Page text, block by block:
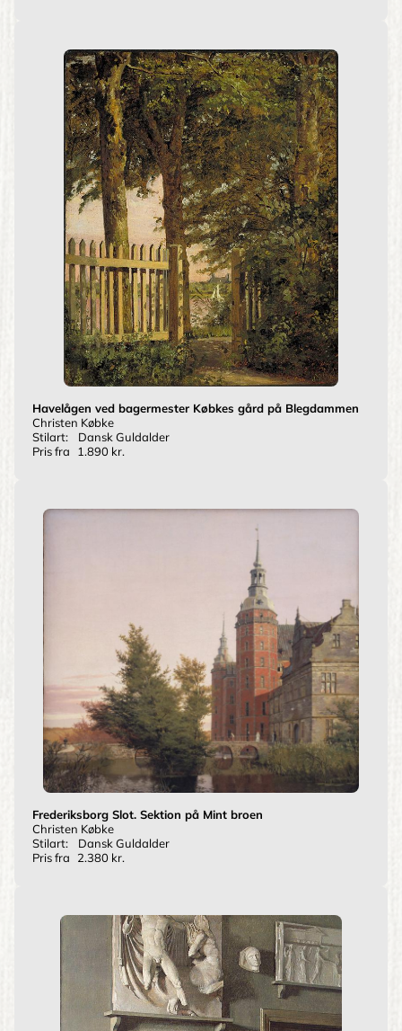
Havelågen ved bagermester Købkes gård på Blegdammen
Christen Købke
Stilart:
Dansk Guldalder
Pris fra
1.890 kr.
Frederiksborg Slot. Sektion på Mint broen
Christen Købke
Stilart:
Dansk Guldalder
Pris fra
2.380 kr.